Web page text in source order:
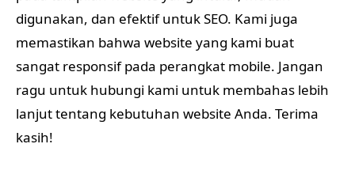
digunakan, dan efektif untuk SEO. Kami juga
memastikan bahwa website yang kami buat
sangat responsif pada perangkat mobile. Jangan
ragu untuk hubungi kami untuk membahas lebih
lanjut tentang kebutuhan website Anda. Terima
kasih!